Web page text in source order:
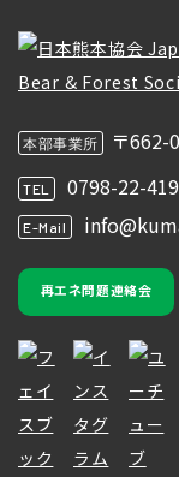
本部事業所 〒
TEL 0798-22-
E-Mail
再エネ問題連絡会